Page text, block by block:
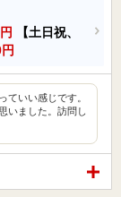
【土日祝、
ていい感じです。
いました。訪問し